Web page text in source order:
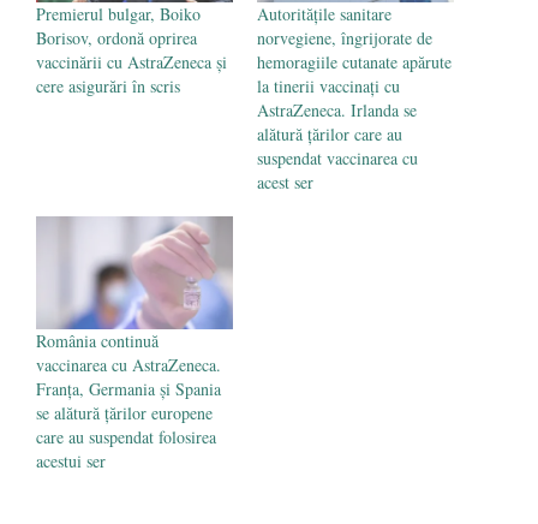
Premierul bulgar, Boiko
Borisov, ordonă oprirea
vaccinării cu AstraZeneca și
cere asigurări în scris
Autorităţile sanitare
norvegiene, îngrijorate de
hemoragiile cutanate apărute
la tinerii vaccinați cu
AstraZeneca. Irlanda se
alătură țărilor care au
suspendat vaccinarea cu
acest ser
România continuă
vaccinarea cu AstraZeneca.
Franța, Germania și Spania
se alătură țărilor europene
care au suspendat folosirea
acestui ser